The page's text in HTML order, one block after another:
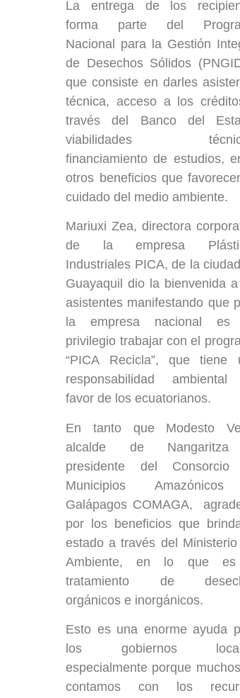
La entrega de los
forma parte del
Nacional para la Gestión
de Desechos Sólidos
que consiste en darles
técnica, acceso a los
través del Banco del
viabilidades
financiamiento de estudios,
otros beneficios que
cuidado del medio ambiente.
Mariuxi Zea, directora
de la empresa
Industriales PICA, de la
Guayaquil dio la bienvenida
asistentes manifestando que
la empresa nacional es
privilegio trabajar con el
“PICA Recicla”, que tiene
responsabilidad
favor de los ecuatorianos.
En tanto que Modesto
alcalde de
presidente del
Municipios
Galápagos COMAGA,
por los beneficios que
estado a través del Ministerio
Ambiente, en lo que
tratamiento de
orgánicos e inorgánicos.
Esto es una enorme ayuda
los gobiernos
especialmente porque
contamos con los